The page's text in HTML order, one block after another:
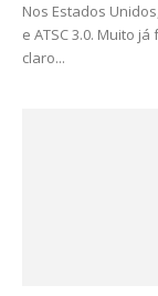
Nos Estados
e ATSC 3.0. Muito
claro...